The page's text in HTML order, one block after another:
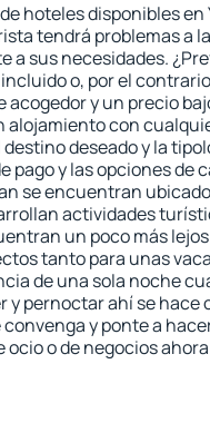
hoteles disponibles en
tendrá problemas a
a sus necesidades.
o, por el
y un precio
alojamiento con
deseado y la
pago y las opciones de
se encuentran
actividades
un poco más
tanto para unas
de una sola noche
y pernoctar ahí se hace
convenga y ponte a
o de negocios